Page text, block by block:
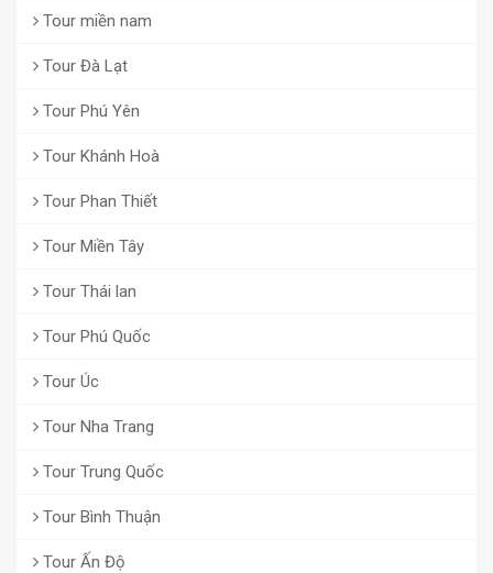
Tour miền nam
Tour Đà Lạt
Tour Phú Yên
Tour Khánh Hoà
Tour Phan Thiết
Tour Miền Tây
Tour Thái lan
Tour Phú Quốc
Tour Úc
Tour Nha Trang
Tour Trung Quốc
Tour Bình Thuận
Tour Ấn Độ